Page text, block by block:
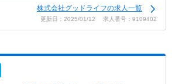
株式会社グッドライフの求人一覧
更新日：2025/01/12 求人番号：9109402